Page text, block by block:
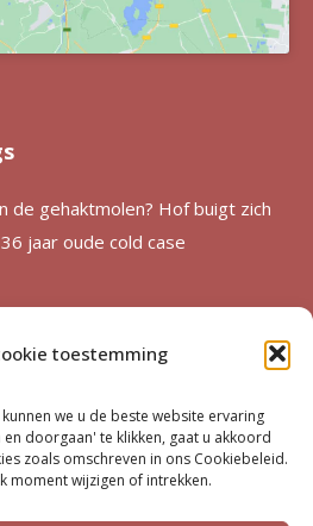
toestemming
we u de beste website ervaring
doorgaan' te klikken, gaat u akkoord
zoals omschreven in ons Cookiebeleid.
moment wijzigen of intrekken.
de gehaktmolen? Hof buigt zich
jaar oude cold case
van verdwijning Duncan
voor de familie’
bestraft door tuchtrechter om